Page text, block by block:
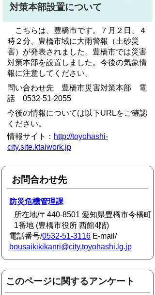
対策本部設置について
こちらは、豊橋市です。７月２日、４
時２分、豊橋市域に大雨警報（土砂災
害）が発表されました。豊橋市では災害
対策本部を設置しました。今後の気象情
報に注意してください。
問い合わせ先 豊橋市災害対策本部 電
話 0532-51-2055
今後の情報については以下URLをご確認
ください。
情報サイト： http://toyohashi-
city.site.ktaiwork.jp
お問合わせ先
防災危機管理課
所在地/〒440-8501 愛知県豊橋市今橋町
1番地 (豊橋市役所 西館4階)
電話番号/0532-51-3116 E-mail/
bousaikikikanri@city.toyohashi.lg.jp
このページに関するアンケート